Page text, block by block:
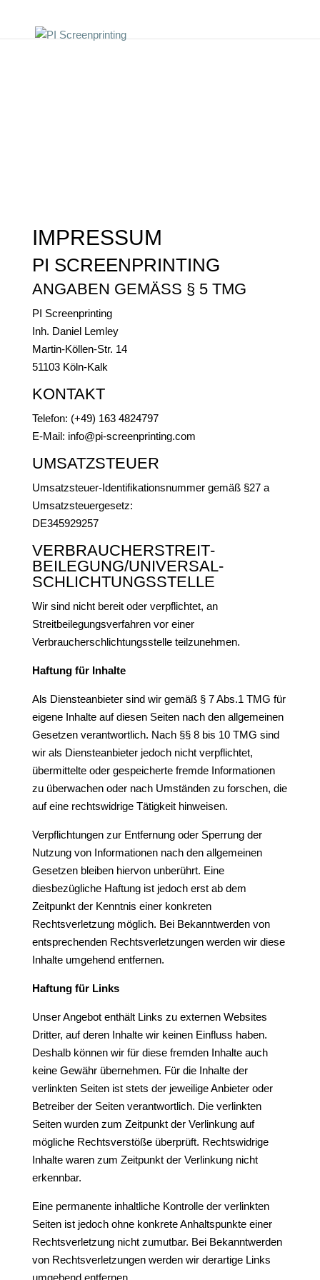
IMPRESSUM
PI SCREENPRINTING
ANGABEN GEMÄSS § 5 TMG
PI Screenprinting
Inh. Daniel Lemley
Martin-Köllen-Str. 14
51103 Köln-Kalk
KONTAKT
Telefon: (+49) 163 4824797
E-Mail: info@pi-screenprinting.com
UMSATZSTEUER
Umsatzsteuer-Identifikationsnummer gemäß §27 a
Umsatzsteuergesetz:
DE345929257
VERBRAUCHER­STREIT­
BEILEGUNG/UNIVERSAL­
SCHLICHTUNGS­STELLE
Wir sind nicht bereit oder verpflichtet, an
Streitbeilegungsverfahren vor einer
Verbraucherschlichtungsstelle teilzunehmen.
Haftung für Inhalte
Als Diensteanbieter sind wir gemäß § 7 Abs.1 TMG für
eigene Inhalte auf diesen Seiten nach den allgemeinen
Gesetzen verantwortlich. Nach §§ 8 bis 10 TMG sind
wir als Diensteanbieter jedoch nicht verpflichtet,
übermittelte oder gespeicherte fremde Informationen
zu überwachen oder nach Umständen zu forschen, die
auf eine rechtswidrige Tätigkeit hinweisen.
Verpflichtungen zur Entfernung oder Sperrung der
Nutzung von Informationen nach den allgemeinen
Gesetzen bleiben hiervon unberührt. Eine
diesbezügliche Haftung ist jedoch erst ab dem
Zeitpunkt der Kenntnis einer konkreten
Rechtsverletzung möglich. Bei Bekanntwerden von
entsprechenden Rechtsverletzungen werden wir diese
Inhalte umgehend entfernen.
Haftung für Links
Unser Angebot enthält Links zu externen Websites
Dritter, auf deren Inhalte wir keinen Einfluss haben.
Deshalb können wir für diese fremden Inhalte auch
keine Gewähr übernehmen. Für die Inhalte der
verlinkten Seiten ist stets der jeweilige Anbieter oder
Betreiber der Seiten verantwortlich. Die verlinkten
Seiten wurden zum Zeitpunkt der Verlinkung auf
mögliche Rechtsverstöße überprüft. Rechtswidrige
Inhalte waren zum Zeitpunkt der Verlinkung nicht
erkennbar.
Eine permanente inhaltliche Kontrolle der verlinkten
Seiten ist jedoch ohne konkrete Anhaltspunkte einer
Rechtsverletzung nicht zumutbar. Bei Bekanntwerden
von Rechtsverletzungen werden wir derartige Links
umgehend entfernen.